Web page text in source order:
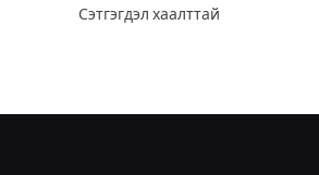
Сэтгэгдэл хаалттай